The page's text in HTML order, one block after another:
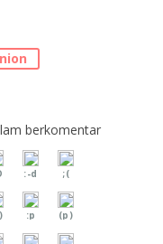
berkomentar
:-d ;(
:p (p)